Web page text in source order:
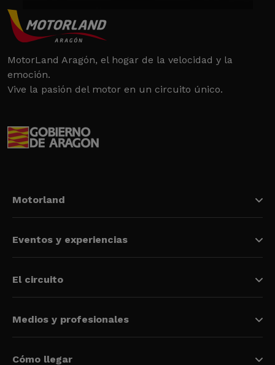
MotorLand Aragón, el hogar de la velocidad y la
emoción.
Vive la pasión del motor en un circuito único.
Motorland
Eventos y experiencias
El circuito
Medios y profesionales
Cómo llegar